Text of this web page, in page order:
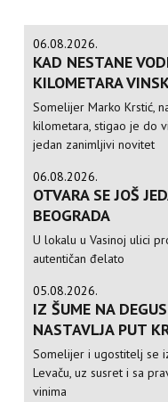
06.08.2026.
KAD NESTANE
KILOMETARA
Somelijer Marko Krstić,
kilometara, stigao je do
jedan zanimljivi novitet
06.08.2026.
OTVARA SE JOŠ
BEOGRADA
U lokalu u Vasinoj ulici
autentičan đelato
05.08.2026.
IZ ŠUME NA
NASTAVLJA PUT
Somelijer i ugostitelj se
Levaču, uz susret i sa
vinima